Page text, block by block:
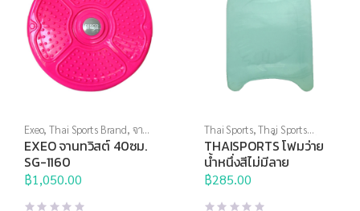
Exeo,Thai Sports Brand, จานท
วิสต์,อุปกรณ์บริหารกาย
EXEO จานทวิสต์ 40ซม.
SG-1160
฿1,050.00
Thai Sports,Thai Sports
Brand,กีฬาทางน้ำ ,อุปกรณ์ทาง
น้ำอื่นๆ
THAISPORTS โฟมว่าย
น้ำหนึ่งสีไม่มีลาย
฿285.00